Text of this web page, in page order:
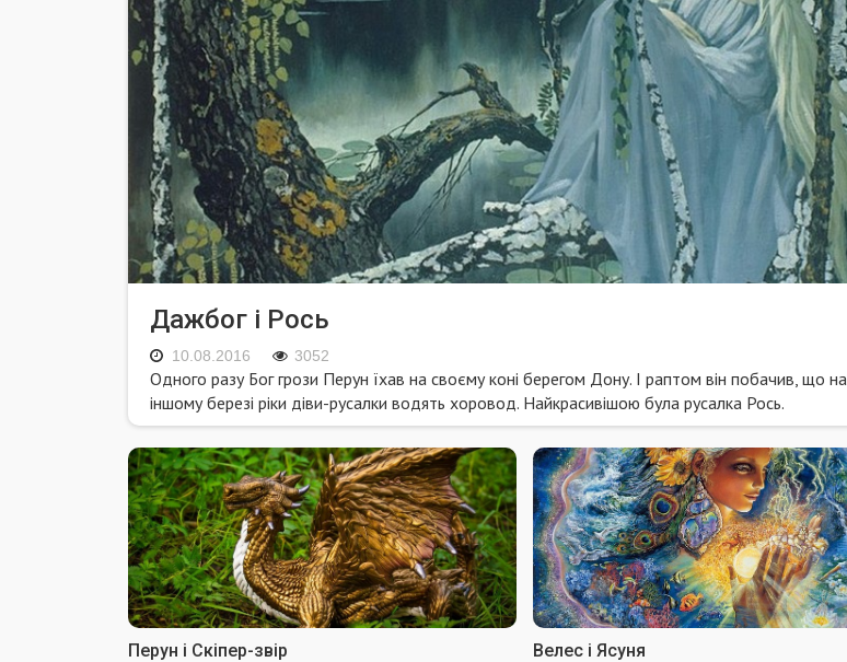
Дажбог і Рось
10.08.2016 3052
Одного разу Бог грози Перун їхав на своєму коні берегом Дону. І рап­том він побачив, що на
іншому березі ріки діви-русалки водять хоровод. Найкрасивішою була русалка Рось.
Перун і Скіпер-звір Велес і Ясуня